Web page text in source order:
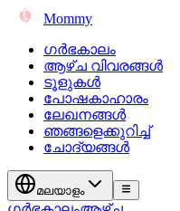
Mommy
ഗർഭകാലം
ആഴ്ച വിവരങ്ങൾ
ടൂളുകൾ
പോഷകാഹാരം
ലേഖനങ്ങൾ
ഞങ്ങളെക്കുറിച്ച്
ചോദ്യങ്ങൾ
മലയാളം